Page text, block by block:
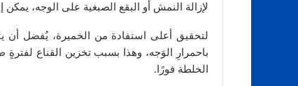
لإزالة النمش أو البقع الصبغية على الوجه،
لتحقيق أعلى استفادة من الخميرة، يُفضل أن
باحمرارِ الوَجه، وهذا بسبب تخزين القناع
الخلطة فورًا.